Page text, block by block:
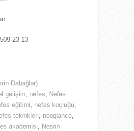
23 13
Dabağlar)
gelişim, nefes, Nefes
eğitimi, nefes koçluğu,
teknikleri, neoglance,
akademisi, Nesrin